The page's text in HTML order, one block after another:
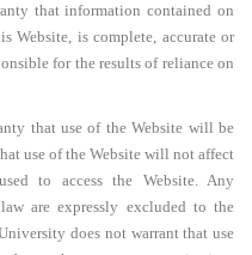
that information contained on
Website, is complete, accurate or
for the results of reliance on
that use of the Website will be
use of the Website will not affect
to access the Website. Any
are expressly excluded to the
does not warrant that use